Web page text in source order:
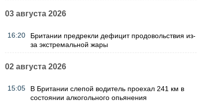
03 августа 2026
16:20
Британии предрекли дефицит продовольствия из-
за экстремальной жары
02 августа 2026
15:05
В Британии слепой водитель проехал 241 км в
состоянии алкогольного опьянения